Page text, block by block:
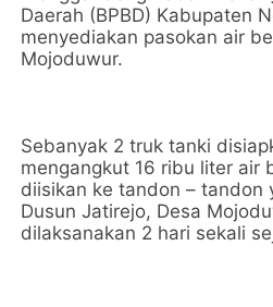
Daerah (BPBD) Kabupaten
menyediakan pasokan air
Mojoduwur.
Sebanyak 2 truk tanki
mengangkut 16 ribu liter air
diisikan ke tandon – tandon
Dusun Jatirejo, Desa
dilaksanakan 2 hari sekali